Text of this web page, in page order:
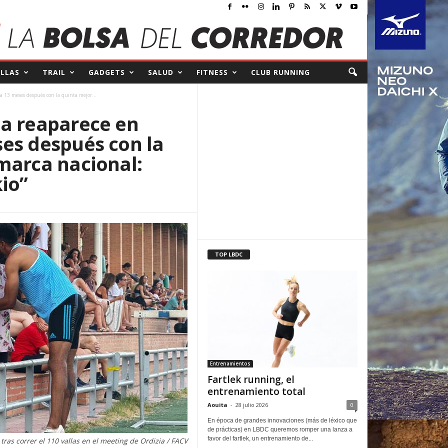
TRAIL GADGETS SALUD FITNESS CLUB RUNNING
13 meses después con la quinta mejor...
reaparece en
después con la
nacional:
correr el 110 vallas en el meeting de Ordizia / FACV
TOP LBDC
Entrenamientos
Fartlek running, el
entrenamiento total
Aouita - 28 julio 2026 0
En época de grandes innovaciones (más de léxico que
de prácticas) en LBDC queremos romper una lanza a
favor del fartlek, un entrenamiento de...